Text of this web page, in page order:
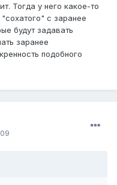
Тогда у него какое-то
с заранее
будут задавать
заранее
подобного